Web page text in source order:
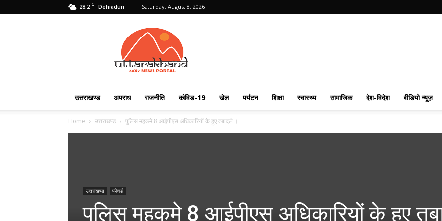
28.2 C Dehradun Saturday, August 8, 2026
Uttarakhand
24X7
उत्तराखण्ड अपराध राजनीति कोविड-19 खेल पर्यटन शिक्षा स्वास्थ्य सामाजिक देश-विदेश वीडियो न्यूज़
Home उत्तराखण्ड पुलिस महकमे 8 आईपीएस अधिकारियों के हुए तबादले ।
उत्तराखण्ड फीचर्ड
पुलिस महकमे 8 आईपीएस अधिकारियों के हुए